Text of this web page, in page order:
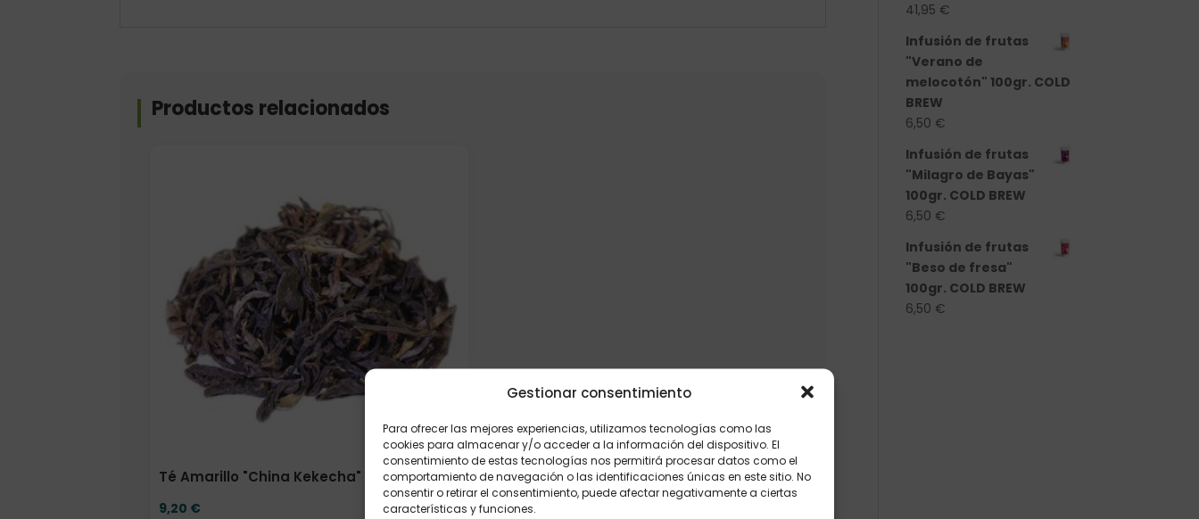
Gestionar consentimiento
Para ofrecer las mejores experiencias, utilizamos tecnologías como las
cookies para almacenar y/o acceder a la información del dispositivo. El
consentimiento de estas tecnologías nos permitirá procesar datos como el
comportamiento de navegación o las identificaciones únicas en este sitio. No
consentir o retirar el consentimiento, puede afectar negativamente a ciertas
características y funciones.
Productos relacionados
Té Amarillo "China Kekecha" 50 gramos
9,20 €
41,95 €
Infusión de frutas
"Verano de
melocotón" 100gr. COLD
BREW
6,50 €
Infusión de frutas
"Milagro de Bayas"
100gr. COLD BREW
6,50 €
Infusión de frutas
"Beso de fresa"
100gr. COLD BREW
6,50 €